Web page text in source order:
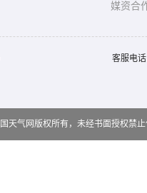
媒资合
客服电
天气网版权所有，未经书面授权